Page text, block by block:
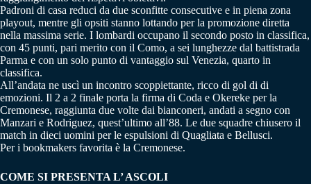
Padroni di casa reduci da due sconfitte consecutive e in piena zona
playout, mentre gli opsiti stanno lottando per la promozione diretta
nella massima serie. I lombardi occupano il secondo posto in classifica,
con 45 punti, pari merito con il Como, a sei lunghezze dal battistrada
Parma e con un solo punto di vantaggio sul Venezia, quarto in
classifica.
All’andata ne uscì un incontro scoppiettante, ricco di gol di di
emozioni. Il 2 a 2 finale porta la firma di Coda e Okereke per la
Cremonese, raggiunta due volte dai bianconeri, andati a segno con
Manzari e Rodriguez, quest’ultimo all’88. Le due squadre chiusero il
match in dieci uomini per le espulsioni di Quagliata e Bellusci.
Per i bookmakers favorita è la Cremonese.
COME SI PRESENTA L’ ASCOLI